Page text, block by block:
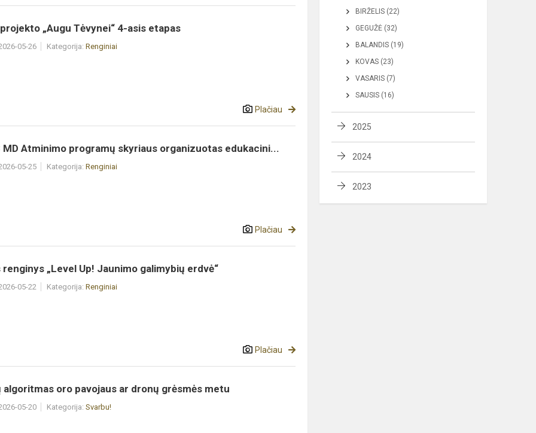
„Augu Tėvynei“ 4-asis etapas
05-26 Kategorija: Renginiai
Plačiau
MD Atminimo programų skyriaus organizuotas edukacini...
05-25 Kategorija: Renginiai
Plačiau
„Level Up! Jaunimo galimybių erdvė“
05-22 Kategorija: Renginiai
Plačiau
algoritmas oro pavojaus ar dronų grėsmės metu
05-20 Kategorija: Svarbu!
BIRŽELIS (22)
GEGUŽĖ (32)
BALANDIS (19)
KOVAS (23)
VASARIS (7)
SAUSIS (16)
2025
2024
2023